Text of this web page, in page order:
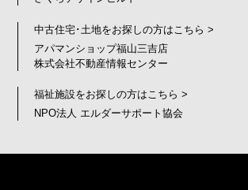
中古住宅･土地をお探しの方はこちら >
アパマンショップ福山三吉店
株式会社不動産情報センター
福祉施設をお探しの方はこちら >
NPO法人 エルダーサポート協会